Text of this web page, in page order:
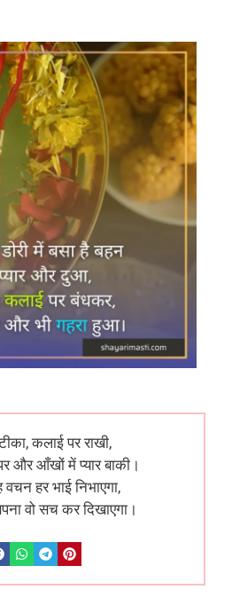
कलाई पर राखी,
और आँखों में प्यार बाकी।
वचन हर भाई निभाएगा,
वो सच कर दिखाएगा।